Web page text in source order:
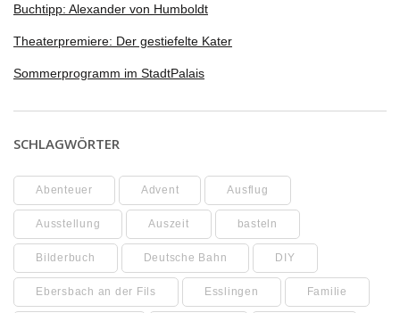
Buchtipp: Alexander von Humboldt
Theaterpremiere: Der gestiefelte Kater
Sommerprogramm im StadtPalais
SCHLAGWÖRTER
Abenteuer Advent Ausflug
Ausstellung Auszeit basteln
Bilderbuch Deutsche Bahn DIY
Ebersbach an der Fils Esslingen Familie